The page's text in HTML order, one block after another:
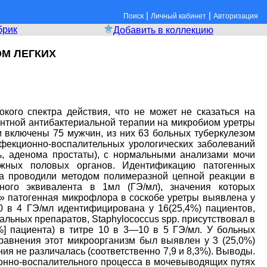
Поиск | Личный кабинет | Авторизация
Добавить в коллекцию
ЛЕГКИХ
спектра действия, что не может не сказаться на
антибактериальной терапии на микробиом уретры
75 мужчин, из них 63 больных туберкулезом
воспалительных урологических заболеваний
аденома простаты), с нормальными анализами мочи
половых органов. Идентификацию патогенных
проводили методом полимеразной цепной реакции в
эквивалента в 1мл (ГЭ/мл), значения которых
патогенная микрофлора в соскобе уретры выявлена у
в 4 ГЭ/мл идентифицирована у 16(25,4%) пациентов,
препаратов, Staphylococcus spp. присутствовал в
пациента) в титре 10 в 3—10 в 5 ГЭ/мл. У больных
этот микроорганизм был выявлен у 3 (25,0%)
не различалась (соответственно 7,9 и 8,3%). Выводы.
воспалительного процесса в мочевыводящих путях